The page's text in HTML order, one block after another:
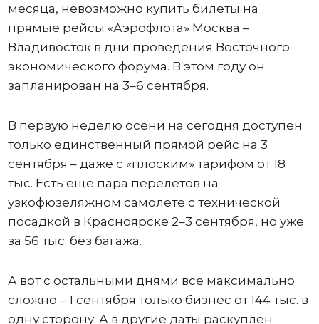
месяца, невозможно купить билеты на
прямые рейсы «Аэрофлота» Москва –
Владивосток в дни проведения Восточного
экономического форума. В этом году он
запланирован на 3–6 сентября.
В первую неделю осени на сегодня доступен
только единственный прямой рейс на 3
сентября – даже с «плоским» тарифом от 18
тыс. Есть еще пара перелетов на
узкофюзеляжном самолете с технической
посадкой в Красноярске 2–3 сентября, но уже
за 56 тыс. без багажа.
А вот с остальными днями все максимально
сложно – 1 сентября только бизнес от 144 тыс. в
одну сторону. А в другие даты раскуплен